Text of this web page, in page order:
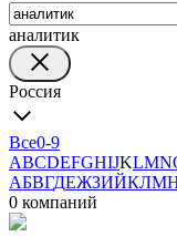
аналитик
Россия
Все0-9
ABCDEFGHIJKLMN
АБВГДЕЖЗИЙКЛМ
0 компаний